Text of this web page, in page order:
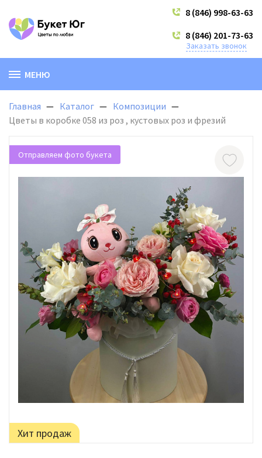
8 (846) 998-63-63
8 (846) 201-73-63
Заказать звонок
МЕНЮ
Главная Каталог
Композиции
Цветы в коробке 058 из роз , кустовых роз и фрезий
Отправляем фото букета
Хит продаж